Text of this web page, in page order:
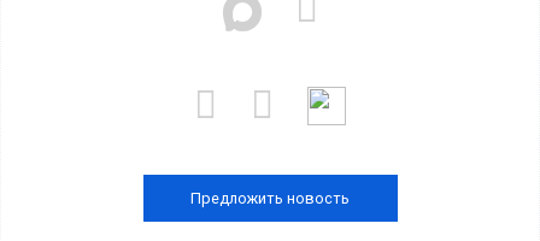
Предложить новость